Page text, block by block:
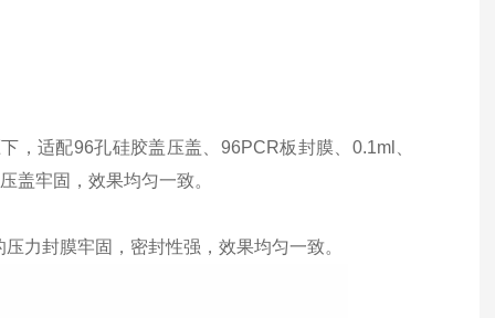
，适配96孔硅胶盖压盖、96PCR板封膜、0.1ml、
盖牢固，效果均匀一致。
力封膜牢固，密封性强，效果均匀一致。